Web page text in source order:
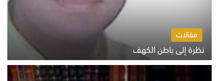
مقالات
نظرة إلى باطن الكهف
السبت 8 أغسطس 2026 11:04 ص